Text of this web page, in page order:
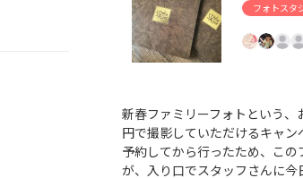
フォトスタ
新春ファミリーフォトという
円で撮影していただけるキャン
予約してから行ったため、こ
が、入り口でスタッフさんに